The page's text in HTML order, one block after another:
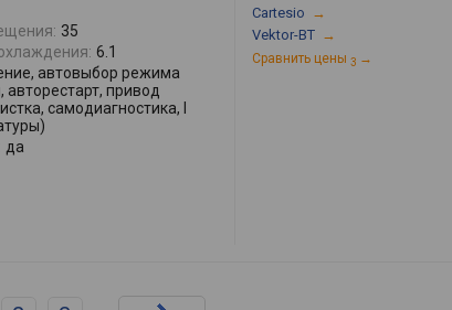
35
6.1
автовыбор режима
привод
самодиагностика, I
да
Cartesio →
Vektor-BT →
Сравнить цены 3 →